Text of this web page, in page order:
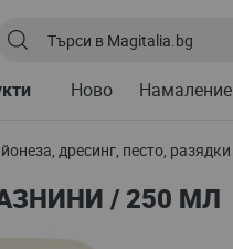
Ново Намаление
дресинг, песто, разядки
/ 250 МЛ